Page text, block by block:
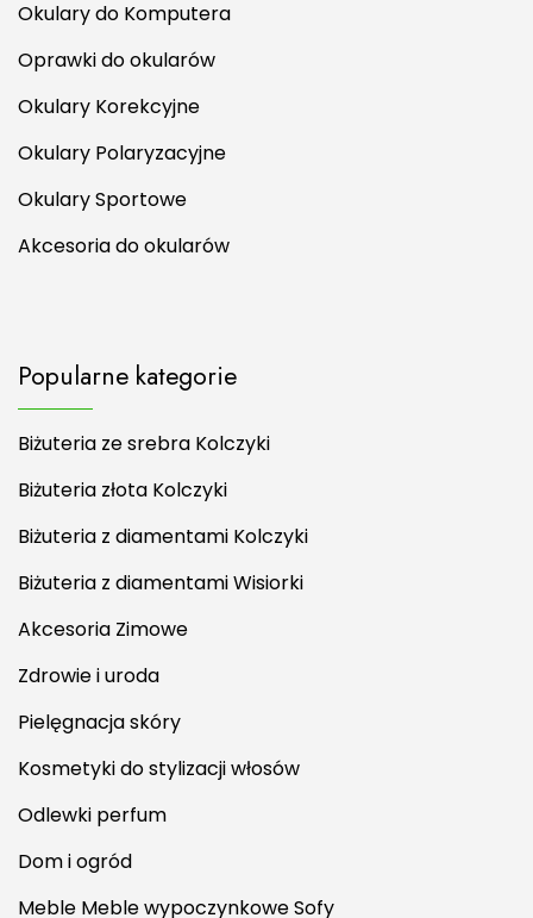
Okulary do Komputera
Oprawki do okularów
Okulary Korekcyjne
Okulary Polaryzacyjne
Okulary Sportowe
Akcesoria do okularów
Popularne kategorie
Biżuteria ze srebra Kolczyki
Biżuteria złota Kolczyki
Biżuteria z diamentami Kolczyki
Biżuteria z diamentami Wisiorki
Akcesoria Zimowe
Zdrowie i uroda
Pielęgnacja skóry
Kosmetyki do stylizacji włosów
Odlewki perfum
Dom i ogród
Meble Meble wypoczynkowe Sofy